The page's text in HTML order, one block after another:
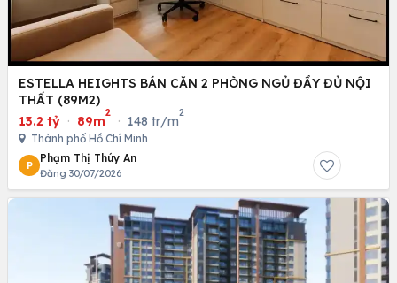
ESTELLA HEIGHTS BÁN CĂN 2 PHÒNG NGỦ ĐẦY ĐỦ NỘI
THẤT (89M2)
13.2 tỷ · 89m
2
· 148 tr/m
2
Thành phố Hồ Chí Minh
P
Phạm Thị Thúy An
Đăng 30/07/2026